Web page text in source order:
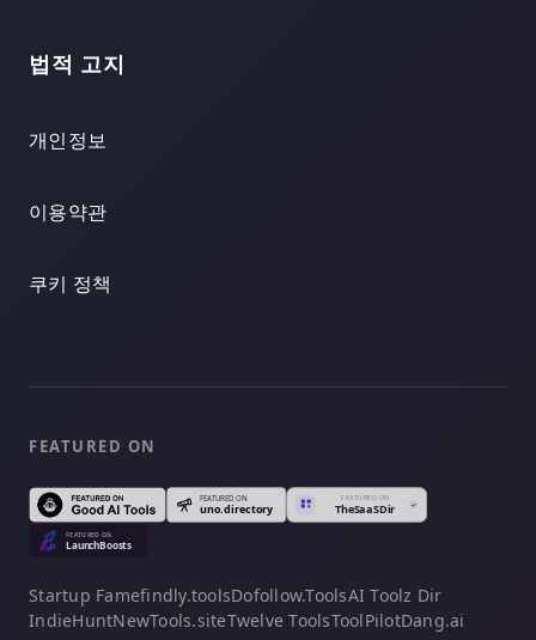
법적 고지
개인정보
이용약관
쿠키 정책
FEATURED ON
Startup Famefindly.toolsDofollow.ToolsAI Toolz Dir
IndieHuntNewTools.siteTwelve ToolsToolPilotDang.ai